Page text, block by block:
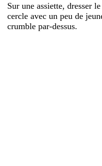
Sur une assiette, dresser
cercle avec un peu de
crumble par-dessus.